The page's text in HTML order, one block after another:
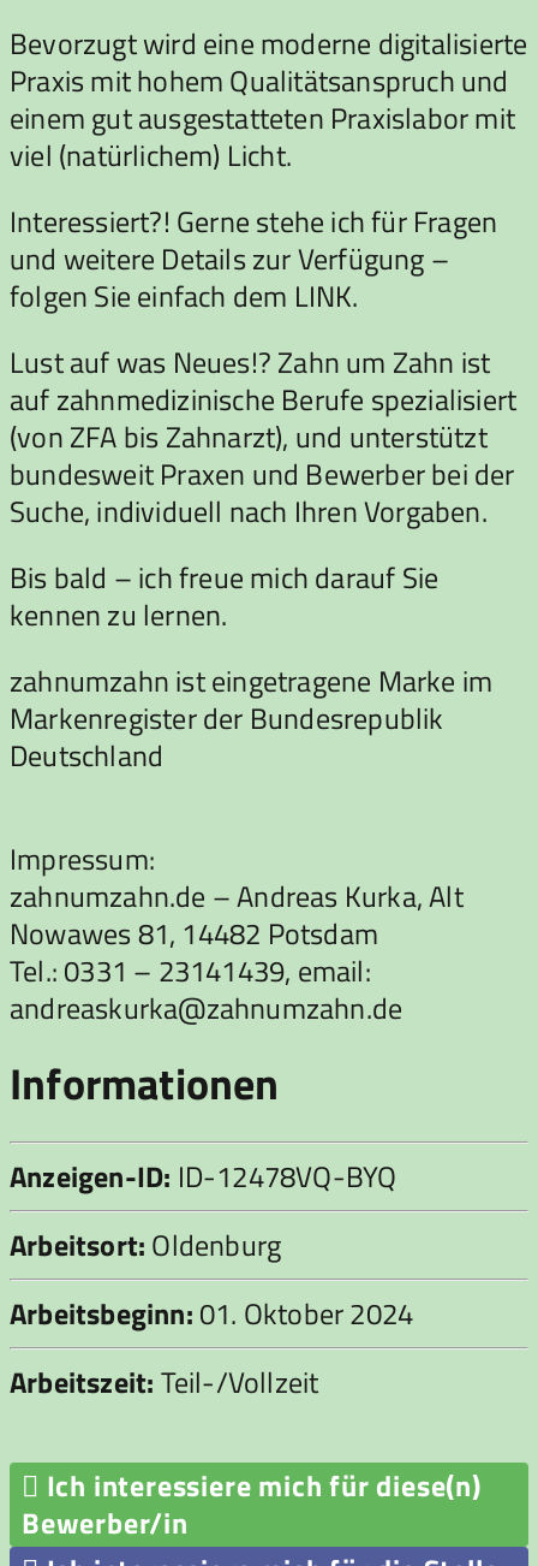
Bevorzugt wird eine moderne digitalisierte
Praxis mit hohem Qualitätsanspruch und
einem gut ausgestatteten Praxislabor mit
viel (natürlichem) Licht.
Interessiert?! Gerne stehe ich für Fragen
und weitere Details zur Verfügung –
folgen Sie einfach dem LINK.
Lust auf was Neues!? Zahn um Zahn ist
auf zahnmedizinische Berufe spezialisiert
(von ZFA bis Zahnarzt), und unterstützt
bundesweit Praxen und Bewerber bei der
Suche, individuell nach Ihren Vorgaben.
Bis bald – ich freue mich darauf Sie
kennen zu lernen.
zahnumzahn ist eingetragene Marke im
Markenregister der Bundesrepublik
Deutschland
Impressum:
zahnumzahn.de – Andreas Kurka, Alt
Nowawes 81, 14482 Potsdam
Tel.: 0331 – 23141439, email:
andreaskurka@zahnumzahn.de
Informationen
Anzeigen-ID: ID-12478VQ-BYQ
Arbeitsort:Oldenburg
Arbeitsbeginn:01. Oktober 2024
Arbeitszeit:Teil-/Vollzeit
 Ich interessiere mich für diese(n)
Bewerber/in